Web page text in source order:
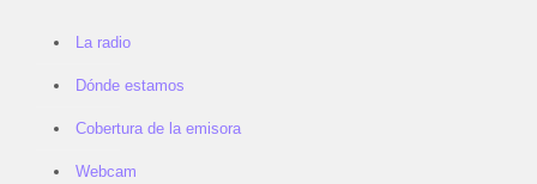
La radio
Dónde estamos
Cobertura de la emisora
Webcam